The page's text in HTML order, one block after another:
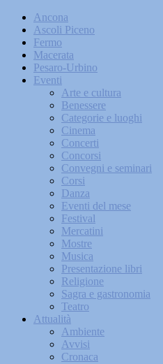
Ancona
Ascoli Piceno
Fermo
Macerata
Pesaro-Urbino
Eventi
Arte e cultura
Benessere
Categorie e luoghi
Cinema
Concerti
Concorsi
Convegni e seminari
Corsi
Danza
Eventi del mese
Festival
Mercatini
Mostre
Musica
Presentazione libri
Religione
Sagra e gastronomia
Teatro
Attualità
Ambiente
Avvisi
Cronaca